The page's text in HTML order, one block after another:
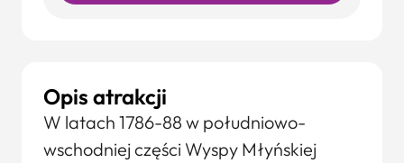
Opis atrakcji
W latach 1786-88 w południowo-
wschodniej części Wyspy Młyń­skiej